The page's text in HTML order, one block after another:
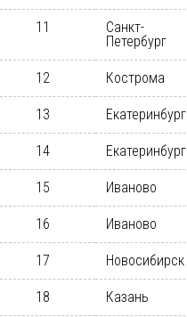
11
Санкт-
Петербург
12 Кострома
13 Екатеринбург
14 Екатеринбург
15 Иваново
16 Иваново
17 Новосибирск
18 Казань